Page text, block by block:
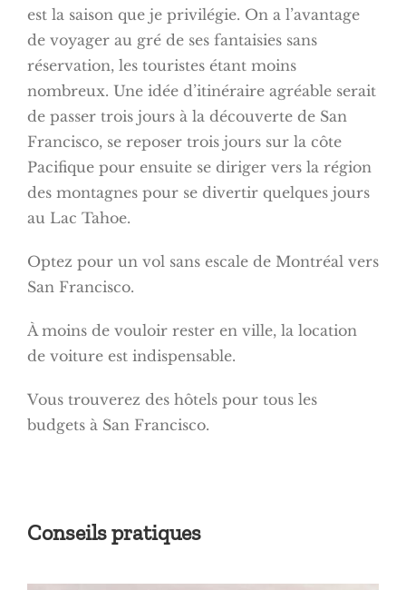
est la saison que je privilégie. On a l’avantage
de voyager au gré de ses fantaisies sans
réservation, les touristes étant moins
nombreux. Une idée d’itinéraire agréable serait
de passer trois jours à la découverte de San
Francisco, se reposer trois jours sur la côte
Pacifique pour ensuite se diriger vers la région
des montagnes pour se divertir quelques jours
au Lac Tahoe.
Optez pour un vol sans escale de Montréal vers
San Francisco.
À moins de vouloir rester en ville, la location
de voiture est indispensable.
Vous trouverez des hôtels pour tous les
budgets à San Francisco.
Conseils pratiques